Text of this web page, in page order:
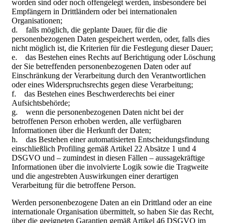
worden sind oder noch offengelegt werden, insbesondere bei
Empfängern in Drittländern oder bei internationalen
Organisationen;
d. falls möglich, die geplante Dauer, für die die
personenbezogenen Daten gespeichert werden, oder, falls dies
nicht möglich ist, die Kriterien für die Festlegung dieser Dauer;
e. das Bestehen eines Rechts auf Berichtigung oder Löschung
der Sie betreffenden personenbezogenen Daten oder auf
Einschränkung der Verarbeitung durch den Verantwortlichen
oder eines Widerspruchsrechts gegen diese Verarbeitung;
f. das Bestehen eines Beschwerderechts bei einer
Aufsichtsbehörde;
g. wenn die personenbezogenen Daten nicht bei der
betroffenen Person erhoben werden, alle verfügbaren
Informationen über die Herkunft der Daten;
h. das Bestehen einer automatisierten Entscheidungsfindung
einschließlich Profiling gemäß Artikel 22 Absätze 1 und 4
DSGVO und – zumindest in diesen Fällen – aussagekräftige
Informationen über die involvierte Logik sowie die Tragweite
und die angestrebten Auswirkungen einer derartigen
Verarbeitung für die betroffene Person.
Werden personenbezogene Daten an ein Drittland oder an eine
internationale Organisation übermittelt, so haben Sie das Recht,
über die geeigneten Garantien gemäß Artikel 46 DSGVO im